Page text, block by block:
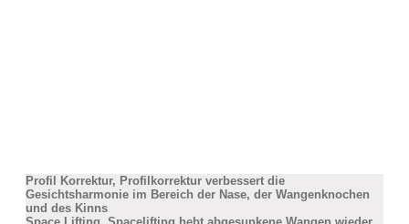
Profil Korrektur, Profilkorrektur verbessert die
Gesichtsharmonie im Bereich der Nase, der Wangenknochen
und des Kinns